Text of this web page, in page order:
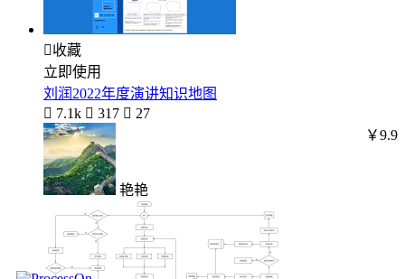
收藏
立即使用
刘润2022年度演讲知识地图
 7.1k  317  27
艳艳
￥9.9